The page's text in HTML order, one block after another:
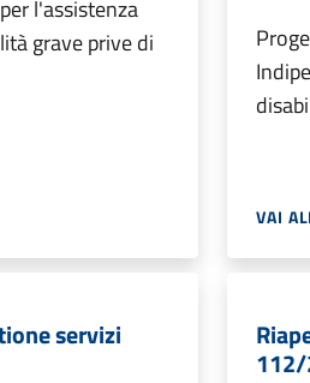
l'assistenza
grave prive di
VAI
servizi